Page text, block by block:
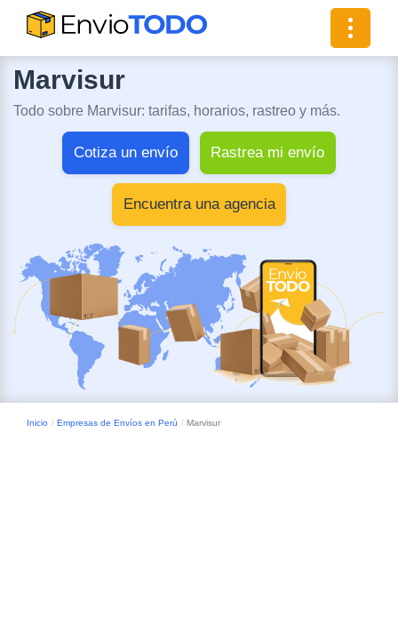
Toggle
Marvisur
Todo sobre Marvisur: tarifas, horarios, rastreo y más.
Cotiza un envío Rastrea mi envío
Encuentra una agencia
Inicio Empresas de Envíos en Perú Marvisur